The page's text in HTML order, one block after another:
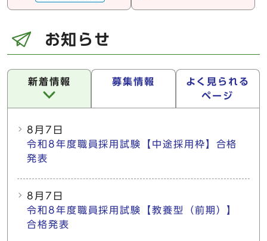
お知らせ
新着情報 募集情報
よく見られる
ページ
8月7日
令和8年度職員採用試験【中途採用枠】合格
発表
8月7日
令和8年度職員採用試験【教養型（前期）】
合格発表